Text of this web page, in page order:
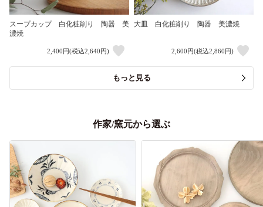
スープカップ 白化粧削り 陶器 美
濃焼
2,400円(税込2,640円)
大皿 白化粧削り 陶器 美濃焼
2,600円(税込2,860円)
もっと見る
作家/窯元から選ぶ